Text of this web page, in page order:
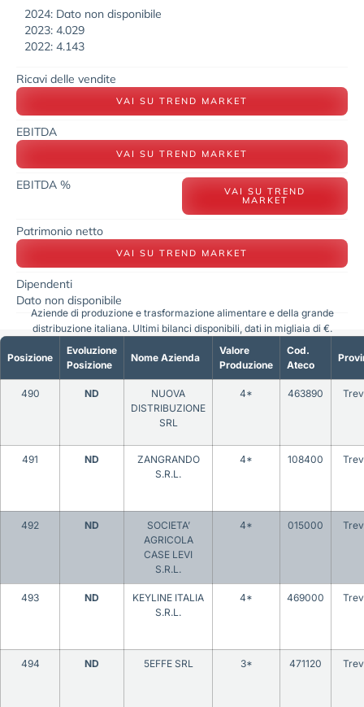
2024: Dato non disponibile
2023: 4.029
2022: 4.143
Ricavi delle vendite
VAI SU TREND MARKET
EBITDA
VAI SU TREND MARKET
EBITDA % VAI SU TREND
MARKET
Patrimonio netto
VAI SU TREND MARKET
Dipendenti
Dato non disponibile
Posizione
Evoluzione
Posizione
Nome Azienda
Valore
Produzione
Cod.
Ateco
490 ND
NUOVA
DISTRIBUZIONE
SRL
4* 463890
491 ND
ZANGRANDO
S.R.L.
4* 108400
492 ND
SOCIETA’
AGRICOLA
CASE LEVI
S.R.L.
4* 015000
493 ND
KEYLINE ITALIA
S.R.L.
4* 469000
494 ND 5EFFE SRL 3* 471120
Aziende di produzione e trasformazione alimentare e della grande
distribuzione italiana. Ultimi bilanci disponibili, dati in migliaia di €.